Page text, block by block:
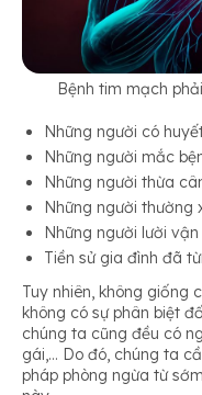
Bệnh tim mạch
Những người có
Những người mắc
Những người thừa
Những người thường
Những người lười
Tiền sử gia đình đã
Tuy nhiên, không giống
không có sự phân biệt
chúng ta cũng đều có
gái,… Do đó, chúng ta
pháp phòng ngừa từ